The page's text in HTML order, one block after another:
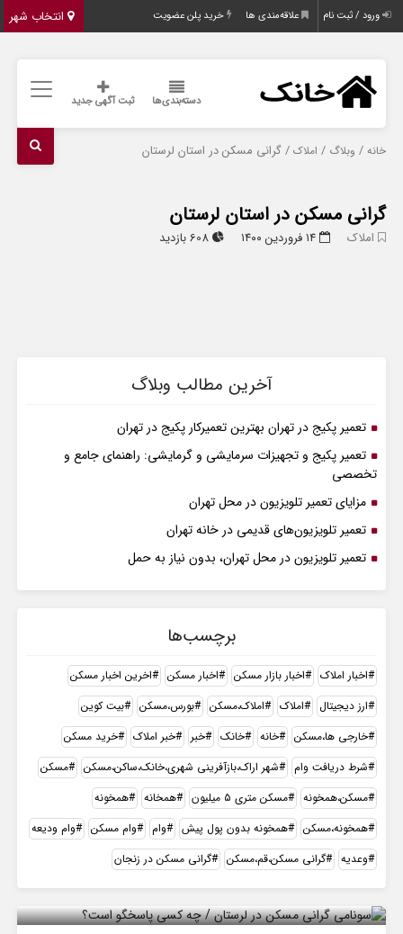
انتخاب شهر ورود / ثبت نام علاقه‌مندی ها خرید پلن عضویت
دسته‌بندی‌ها ثبت آگهی جدید
خانه / وبلاگ / املاک / گرانی مسکن در استان لرستان
گرانی مسکن در استان لرستان
املاک ۱۴ فروردین ۱۴۰۰ 608 بازدید
آخرین مطالب وبلاگ
تعمیر پکیج در تهران بهترین تعمیرکار پکیج در تهران
تعمیر پکیج و تجهیزات سرمایشی و گرمایشی: راهنمای جامع و
تخصصی
مزایای تعمیر تلویزیون در محل تهران
تعمیر تلویزیون‌های قدیمی در خانه تهران
تعمیر تلویزیون در محل تهران، بدون نیاز به حمل
برچسب‌ها
اخبار املاک اخبار بازار مسکن اخبار مسکن
اخرین اخبار مسکن
ارز دیجیتال
املاک املاک،مسکن بورس،مسکن
بیت کوین
خارجی ها،مسکن
خانه خانک خبر خبر املاک
خرید مسکن
شرط دریافت وام
شهر اراک،بازآفرینی شهری،خانک،ساکن،مسکن
مسکن
مسکن،همخونه
مسکن متری ۵ میلیون همخانه
همخونه
همخونه،مسکن
همخونه بدون پول پیش وام وام مسکن
وام ودیعه
وعدیه
گرانی مسکن،قم،مسکن گرانی مسکن در زنجان
گرانی مسکن در استان لرستان